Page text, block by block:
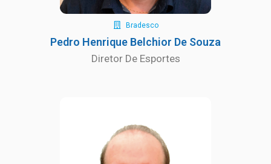
Bradesco
Pedro Henrique Belchior De Souza
Diretor De Esportes